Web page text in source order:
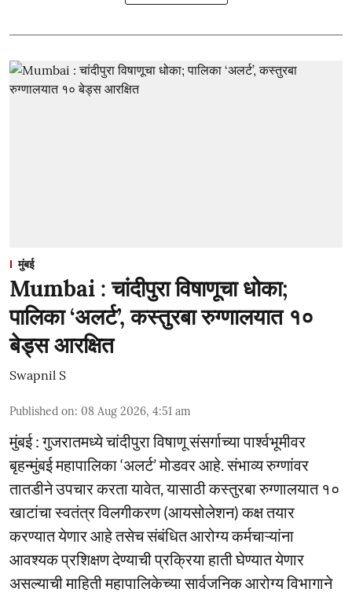
मुंबई
Mumbai : चांदीपुरा विषाणूचा धोका;
पालिका ‘अलर्ट’, कस्तुरबा रुग्णालयात १०
बेड्स आरक्षित
Swapnil S
Published on: 08 Aug 2026, 4:51 am
मुंबई : गुजरातमध्ये चांदीपुरा विषाणू संसर्गाच्या पार्श्वभूमीवर
बृहन्मुंबई महापालिका ‘अलर्ट’ मोडवर आहे. संभाव्य रुग्णांवर
तातडीने उपचार करता यावेत, यासाठी कस्तुरबा रुग्णालयात १०
खाटांचा स्वतंत्र विलगीकरण (आयसोलेशन) कक्ष तयार
करण्यात येणार आहे तसेच संबंधित आरोग्य कर्मचाऱ्यांना
आवश्यक प्रशिक्षण देण्याची प्रक्रिया हाती घेण्यात येणार
असल्याची माहिती महापालिकेच्या सार्वजनिक आरोग्य विभागाने